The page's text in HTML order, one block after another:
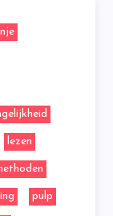
lezen
pulp